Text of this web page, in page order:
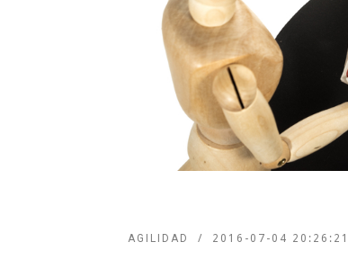
AGILIDAD 2016-07-04 20:26:21